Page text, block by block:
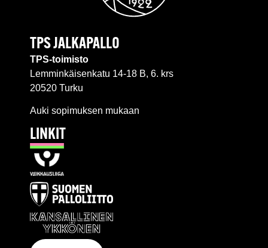
TPS JALKAPALLO
TPS-toimisto
Lemminkäisenkatu 14-18 B, 6. krs
20520 Turku
Auki sopimuksen mukaan
LINKIT